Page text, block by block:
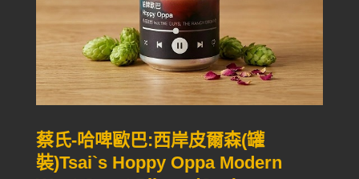
蔡氏-哈啤歐巴:西岸皮爾森(罐
裝)Tsai`s Hoppy Oppa Modern